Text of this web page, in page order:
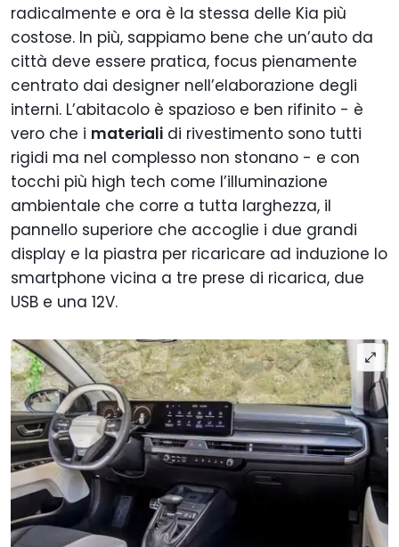
radicalmente e ora è la stessa delle Kia più
costose. In più, sappiamo bene che un’auto da
città deve essere pratica, focus pienamente
centrato dai designer nell’elaborazione degli
interni. L’abitacolo è spazioso e ben rifinito - è
vero che i materiali di rivestimento sono tutti
rigidi ma nel complesso non stonano - e con
tocchi più high tech come l’illuminazione
ambientale che corre a tutta larghezza, il
pannello superiore che accoglie i due grandi
display e la piastra per ricaricare ad induzione lo
smartphone vicina a tre prese di ricarica, due
USB e una 12V.